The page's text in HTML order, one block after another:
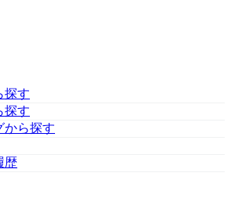
探す
探す
から探す
歴